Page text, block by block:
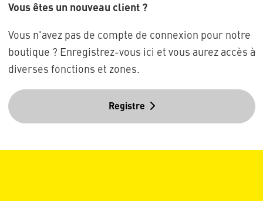
Vous êtes un nouveau client ?
Vous n'avez pas de compte de connexion pour notre
boutique ? Enregistrez-vous ici et vous aurez accès à
diverses fonctions et zones.
Registre